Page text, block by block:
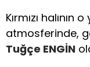
Kırmızı halının
atmosferinde,
Tuğçe ENGİN